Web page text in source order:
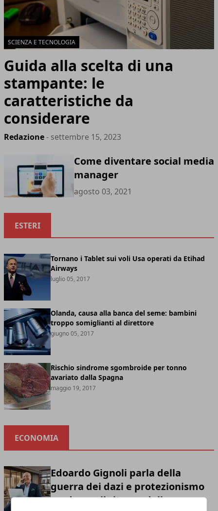
SCIENZA E TECNOLOGIA
Guida alla scelta di una
stampante: le
caratteristiche da
considerare
Redazione- settembre 15, 2023
Come diventare social media
manager
agosto 03, 2021
ESTERI
Tornano i Tablet sui voli Usa operati da Etihad
Airways
luglio 05, 2017
Olanda, causa alla banca del seme: bambini
troppo somiglianti al direttore
giugno 05, 2017
Rischio sindrome sgombroide per tonno
avariato dalla Spagna
maggio 19, 2017
ECONOMIA
Edoardo Gignoli parla della
guerra dei dazi e protezionismo
moderno: il ritorno della